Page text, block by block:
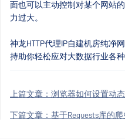
面也可以主动控制对某个网站
力过大。
神龙HTTP代理IP自建机房纯净
持助你轻松应对大数据行业各种
上篇文章： 浏览器如何设置动
下篇文章： 基于Requests库的